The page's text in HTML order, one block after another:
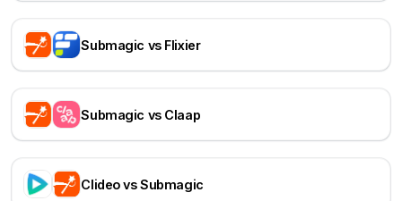
Submagic vs Flixier
Submagic vs Claap
Clideo vs Submagic